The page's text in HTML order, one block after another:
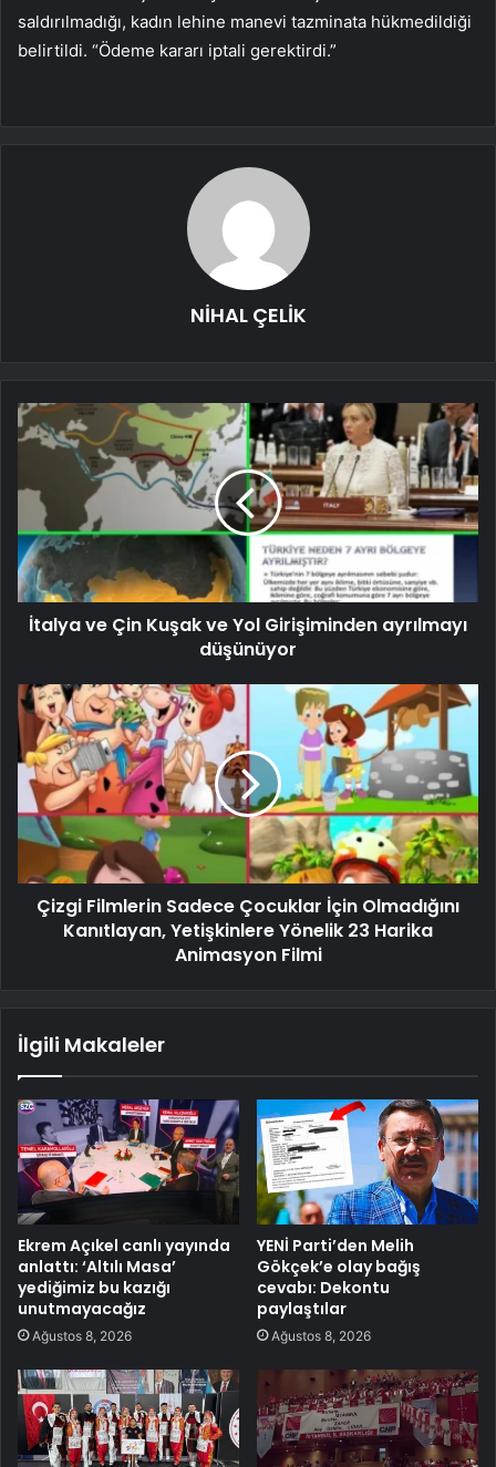
saldırılmadığı, kadın lehine manevi tazminata hükmedildiği
belirtildi. “Ödeme kararı iptali gerektirdi.”
NİHAL ÇELİK
İtalya ve Çin Kuşak ve Yol Girişiminden ayrılmayı
düşünüyor
Çizgi Filmlerin Sadece Çocuklar İçin Olmadığını
Kanıtlayan, Yetişkinlere Yönelik 23 Harika
Animasyon Filmi
İlgili Makaleler
Ekrem Açıkel canlı yayında
anlattı: ‘Altılı Masa’
yediğimiz bu kazığı
unutmayacağız
Ağustos 8, 2026
YENİ Parti’den Melih
Gökçek’e olay bağış
cevabı: Dekontu
paylaştılar
Ağustos 8, 2026